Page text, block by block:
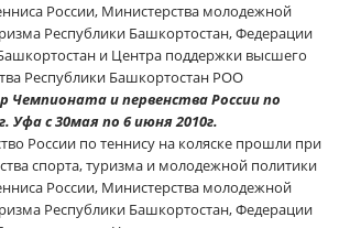
России, Министерства молодежной
Республики Башкортостан, Федерации
и Центра поддержки высшего
Республики Башкортостан РОО
Чемпионата и первенства России по
Уфа с 30мая по 6 июня 2010г.
России по теннису на коляске прошли при
спорта, туризма и молодежной политики
России, Министерства молодежной
Республики Башкортостан, Федерации